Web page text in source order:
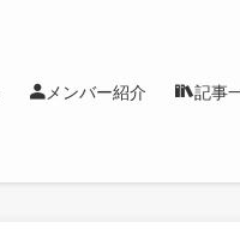
メンバー紹介 記事